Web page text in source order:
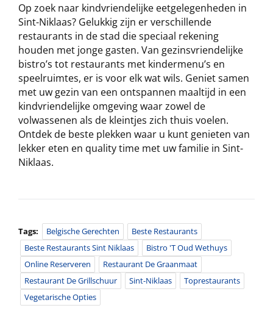
Op zoek naar kindvriendelijke eetgelegenheden in
Sint-Niklaas? Gelukkig zijn er verschillende
restaurants in de stad die speciaal rekening
houden met jonge gasten. Van gezinsvriendelijke
bistro’s tot restaurants met kindermenu’s en
speelruimtes, er is voor elk wat wils. Geniet samen
met uw gezin van een ontspannen maaltijd in een
kindvriendelijke omgeving waar zowel de
volwassenen als de kleintjes zich thuis voelen.
Ontdek de beste plekken waar u kunt genieten van
lekker eten en quality time met uw familie in Sint-
Niklaas.
Tags: Belgische Gerechten
Beste Restaurants
Beste Restaurants Sint Niklaas
Bistro 't Oud Wethuys
Online Reserveren
Restaurant De Graanmaat
Restaurant De Grillschuur
Sint-Niklaas
Toprestaurants
Vegetarische Opties